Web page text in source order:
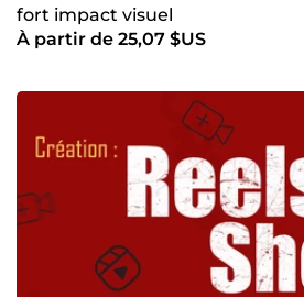
fort impact visuel
À partir de 25,07 $US